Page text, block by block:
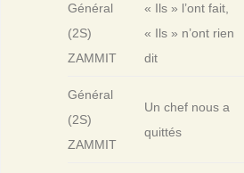
Général
(2S)
ZAMMIT
« Ils » l’ont fait,
« Ils » n’ont rien
dit
Général
(2S)
ZAMMIT
Un chef nous a
quittés